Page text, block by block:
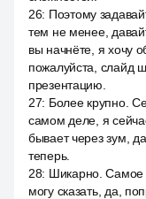
26: Поэтому
тем не менее,
вы начнёте, я хочу
пожалуйста, слайд
презентацию.
27: Более крупно.
самом деле, я
бывает через зум,
теперь.
28: Шикарно. Самое
могу сказать, да,